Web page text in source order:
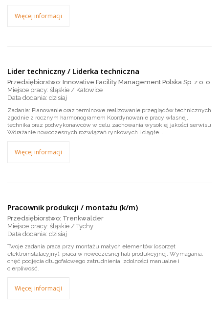
Więcej informacji
Lider techniczny / Liderka techniczna
Przedsiębiorstwo: Innovative Facility Management Polska Sp. z o. o.
Miejsce pracy: śląskie / Katowice
dzisiaj
Zadania: Planowanie oraz terminowe realizowanie przeglądów technicznych
zgodnie z rocznym harmonogramem Koordynowanie pracy własnej,
technika oraz podwykonawców w celu zachowania wysokiej jakości serwisu
Wdrażanie nowoczesnych rozwiązań rynkowych i ciągłe...
Więcej informacji
Pracownik produkcji / montażu (k/m)
Przedsiębiorstwo: Trenkwalder
Miejsce pracy: śląskie / Tychy
dzisiaj
Twoje zadania praca przy montażu małych elementów (osprzęt
elektroinstalacyjny), praca w nowoczesnej hali produkcyjnej. Wymagania:
chęć podjęcia długofalowego zatrudnienia, zdolności manualne i
cierpliwość.
Więcej informacji